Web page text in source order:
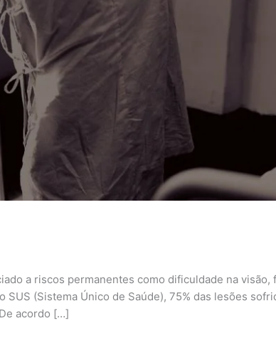
a riscos permanentes como dificuldade na visão,
(Sistema Único de Saúde), 75% das lesões
acordo […]